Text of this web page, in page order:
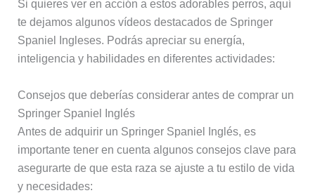
Si quieres ver en acción a estos adorables perros, aquí
te dejamos algunos vídeos destacados de Springer
Spaniel Ingleses. Podrás apreciar su energía,
inteligencia y habilidades en diferentes actividades:
Consejos que deberías considerar antes de comprar un
Springer Spaniel Inglés
Antes de adquirir un Springer Spaniel Inglés, es
importante tener en cuenta algunos consejos clave para
asegurarte de que esta raza se ajuste a tu estilo de vida
y necesidades: